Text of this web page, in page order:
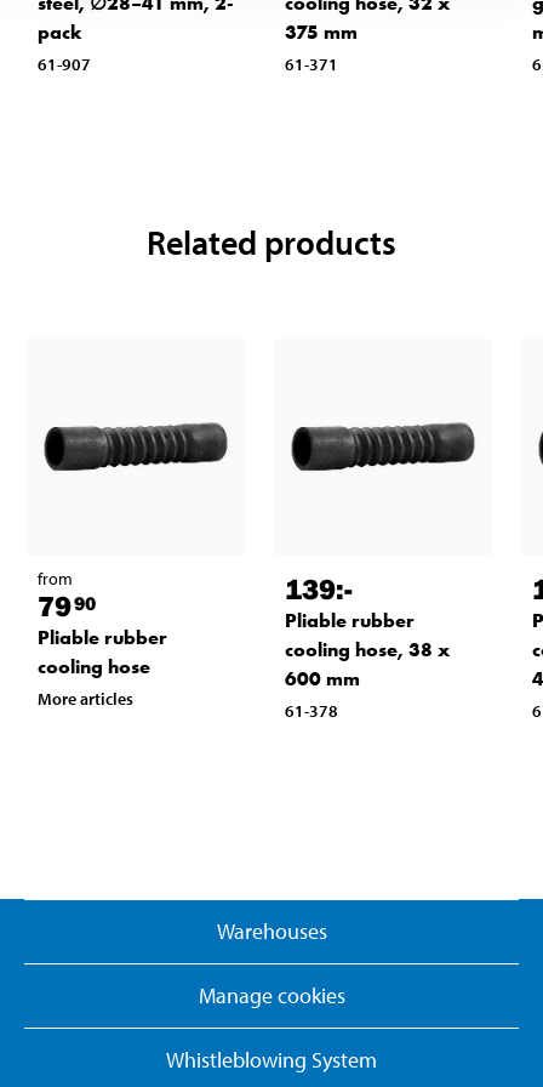
pack
61-907
375 mm
61-371
Related products
from
7990
Pliable rubber
cooling hose
More articles
139:-
Pliable rubber
cooling hose, 38 x
600 mm
61-378
Warehouses
Manage cookies
Whistleblowing System